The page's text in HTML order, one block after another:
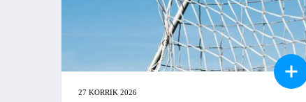
27 KORRIK 2026